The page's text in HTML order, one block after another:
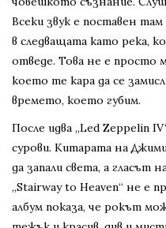
Всеки звук е поставен там
в следващата като река,
отведе. Това не е просто
което те кара да се
времето, което губим.
После идва „Led Zeppelin
сурови. Китарата на
да запали света, а гласът
„Stairway to Heaven“ не е
албум показа, че рокът